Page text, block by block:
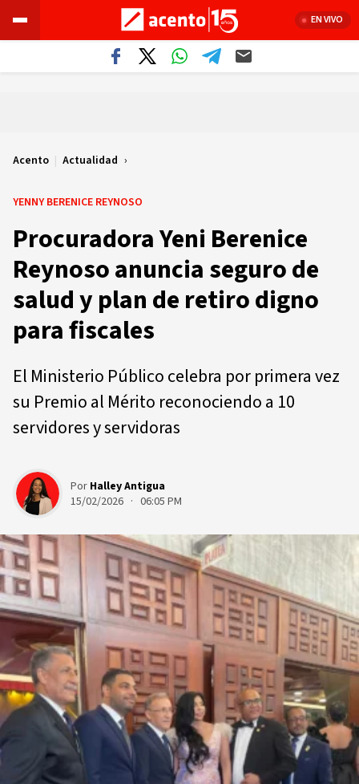
EN VIVO
Acento | Actualidad
YENNY BERENICE REYNOSO
Procuradora Yeni Berenice
Reynoso anuncia seguro de
salud y plan de retiro digno
para fiscales
El Ministerio Público celebra por primera vez
su Premio al Mérito reconociendo a 10
servidores y servidoras
Por Halley Antigua
15/02/2026 · 06:05 PM